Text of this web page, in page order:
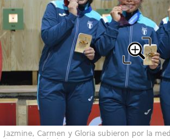
Jazmine, Carmen y Gloria subieron por la